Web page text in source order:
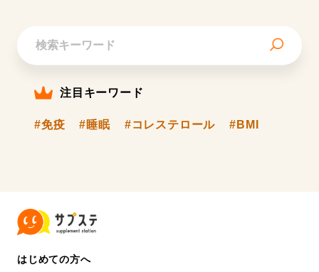
注目キーワード
#免疫 #睡眠 #コレステロール #BMI
はじめての方へ